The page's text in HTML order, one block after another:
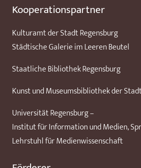
Kooperationspartner
Kulturamt der Stadt Regensburg
Städtische Galerie im Leeren Beutel
Staatliche Bibliothek Regensburg
Kunst und Museumsbibliothek der
Universität Regensburg –
Institut für Information und Medien,
Lehrstuhl für Medienwissenschaft